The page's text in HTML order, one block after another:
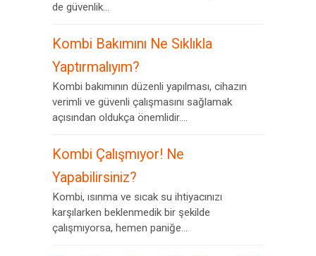
de güvenlik...
Kombi Bakımını Ne Sıklıkla
Yaptırmalıyım?
Kombi bakımının düzenli yapılması, cihazın
verimli ve güvenli çalışmasını sağlamak
açısından oldukça önemlidir....
Kombi Çalışmıyor! Ne
Yapabilirsiniz?
Kombi, ısınma ve sıcak su ihtiyacınızı
karşılarken beklenmedik bir şekilde
çalışmıyorsa, hemen paniğe...